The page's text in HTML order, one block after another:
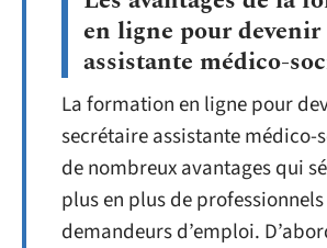
en ligne pour devenir
assistante médico-
La formation en ligne pour
secrétaire assistante médico-
de nombreux avantages qui
plus en plus de
demandeurs d’emploi.